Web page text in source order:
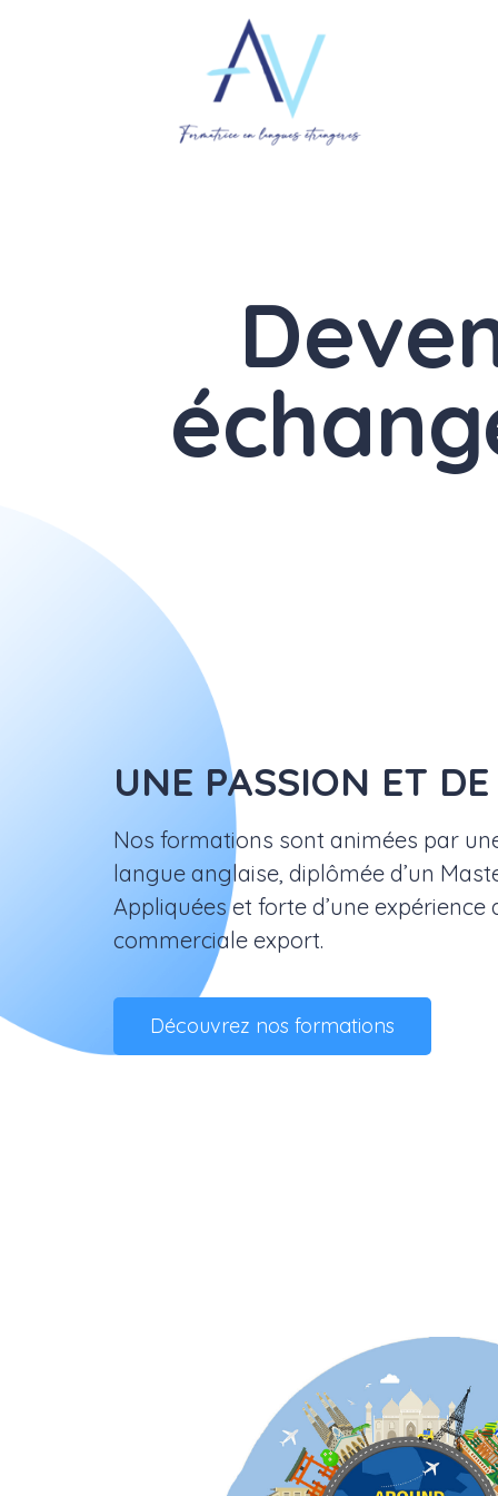
UNE PASSION ET
Nos formations sont animées par
langue anglaise, diplômée d’un
Appliquées et forte d’une expérience
commerciale export.
Découvrez nos formations